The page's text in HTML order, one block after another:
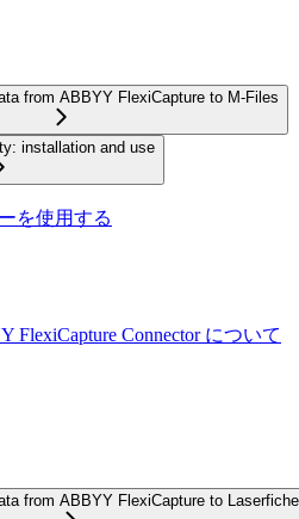
from ABBYY FlexiCapture to M-Files
installation and use
を使用する
FlexiCapture Connector について
from ABBYY FlexiCapture to Laserfiche